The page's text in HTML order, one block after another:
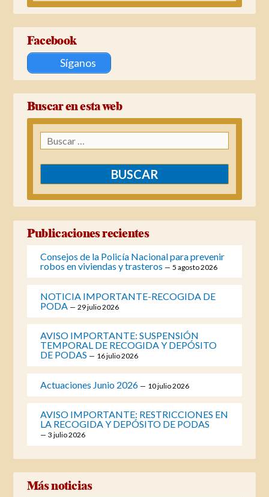
Facebook
Síganos
Buscar en esta web
Buscar:
Publicaciones recientes
Consejos de la Policía Nacional para prevenir
robos en viviendas y trasteros
5 agosto 2026
NOTICIA IMPORTANTE-RECOGIDA DE
PODA
29 julio 2026
AVISO IMPORTANTE: SUSPENSIÓN
TEMPORAL DE RECOGIDA Y DEPÓSITO
DE PODAS
16 julio 2026
Actuaciones Junio 2026 10 julio 2026
AVISO IMPORTANTE: RESTRICCIONES EN
LA RECOGIDA Y DEPÓSITO DE PODAS
3 julio 2026
Más noticias